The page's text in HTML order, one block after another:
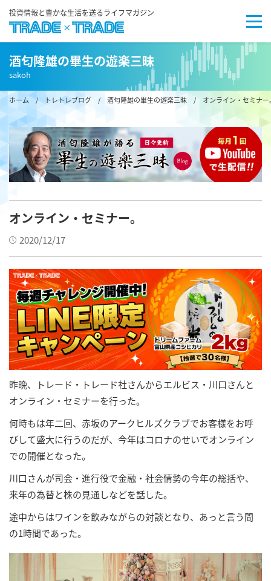
投資情報と豊かな生活を送るライフマガジン
酒匂隆雄の畢生の遊楽三昧
sakoh
ホーム/ トレトレブログ / 酒匂隆雄の畢生の遊楽三昧 / オンライン・セミナー
オンライン・セミナー。
2020/12/17
昨晩、トレード・トレード社さんからエルビス・川口さんと
オンライン・セミナーを行った。
何時もは年二回、赤坂のアークヒルズクラブでお客様をお呼
びして盛大に行うのだが、今年はコロナのせいでオンライン
での開催となった。
川口さんが司会・進行役で金融・社会情勢の今年の総括や、
来年の為替と株の見通しなどを話した。
途中からはワインを飲みながらの対談となり、あっと言う間
の1時間であった。